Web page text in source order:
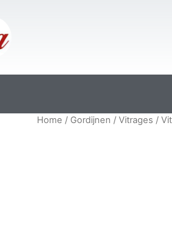
Home / Gordijnen / Vitrages /